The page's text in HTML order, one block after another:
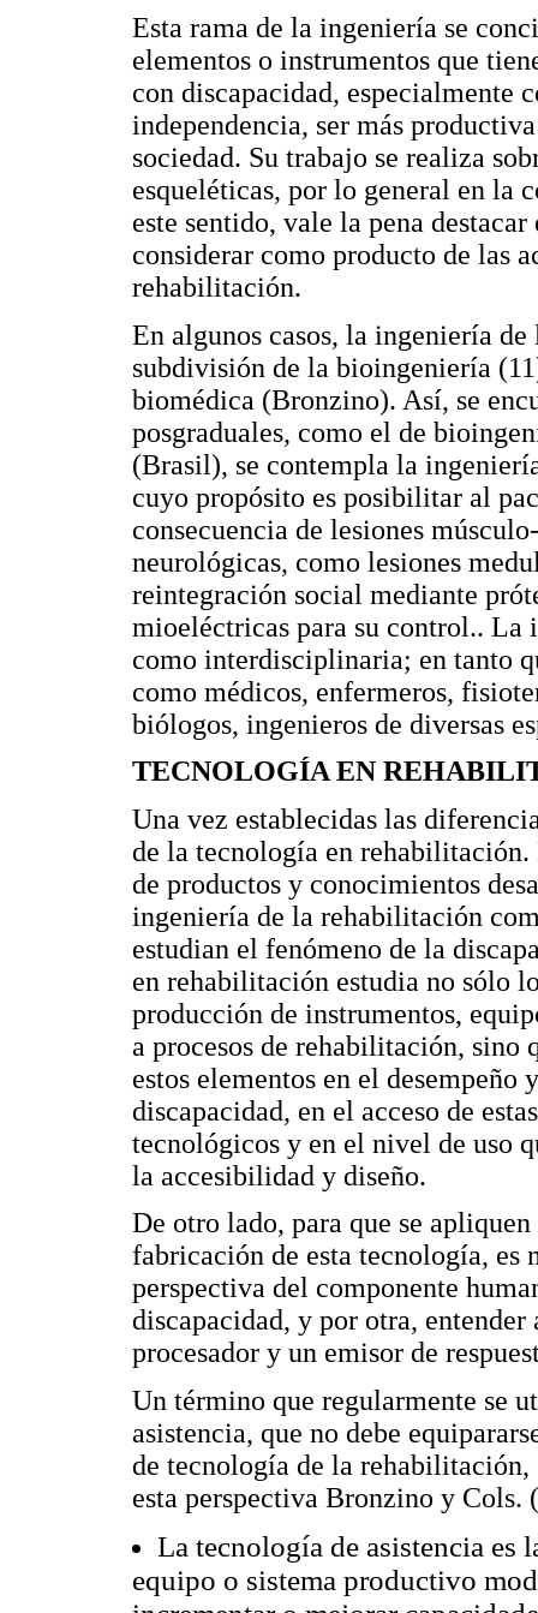
Esta rama de la ingeniería se
elementos o instrumentos que
con discapacidad, especialmente
independencia, ser más
sociedad. Su trabajo se realiza
esqueléticas, por lo general en la
este sentido, vale la pena
considerar como producto de las
rehabilitación.
En algunos casos, la ingeniería
subdivisión de la bioingeniería
biomédica (Bronzino). Así, se
posgraduales, como el de
(Brasil), se contempla la
cuyo propósito es posibilitar al
consecuencia de lesiones
neurológicas, como lesiones
reintegración social mediante
mioeléctricas para su control.. La
como interdisciplinaria; en tanto
como médicos, enfermeros,
biólogos, ingenieros de diversas
TECNOLOGÍA EN
Una vez establecidas las
de la tecnología en
de productos y conocimientos
ingeniería de la rehabilitación
estudian el fenómeno de la
en rehabilitación estudia no sólo
producción de instrumentos,
a procesos de rehabilitación, sino
estos elementos en el
discapacidad, en el acceso de
tecnológicos y en el nivel de uso
la accesibilidad y diseño.
De otro lado, para que se
fabricación de esta tecnología, es
perspectiva del componente
discapacidad, y por otra,
procesador y un emisor de
Un término que regularmente se
asistencia, que no debe
de tecnología de la rehabilitación,
esta perspectiva Bronzino y Cols.
La tecnología de asistencia es
equipo o sistema productivo